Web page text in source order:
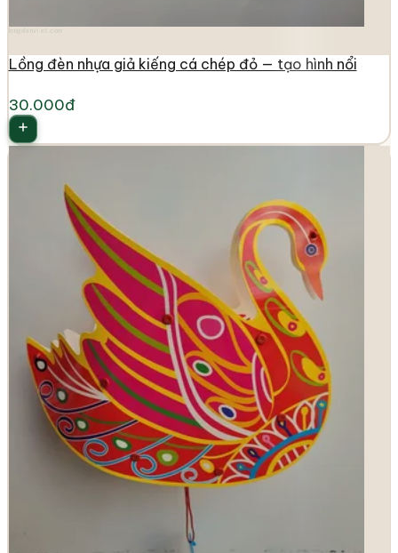
Lồng đèn nhựa giả kiếng cá chép đỏ — tạo hình nổi
30.000đ